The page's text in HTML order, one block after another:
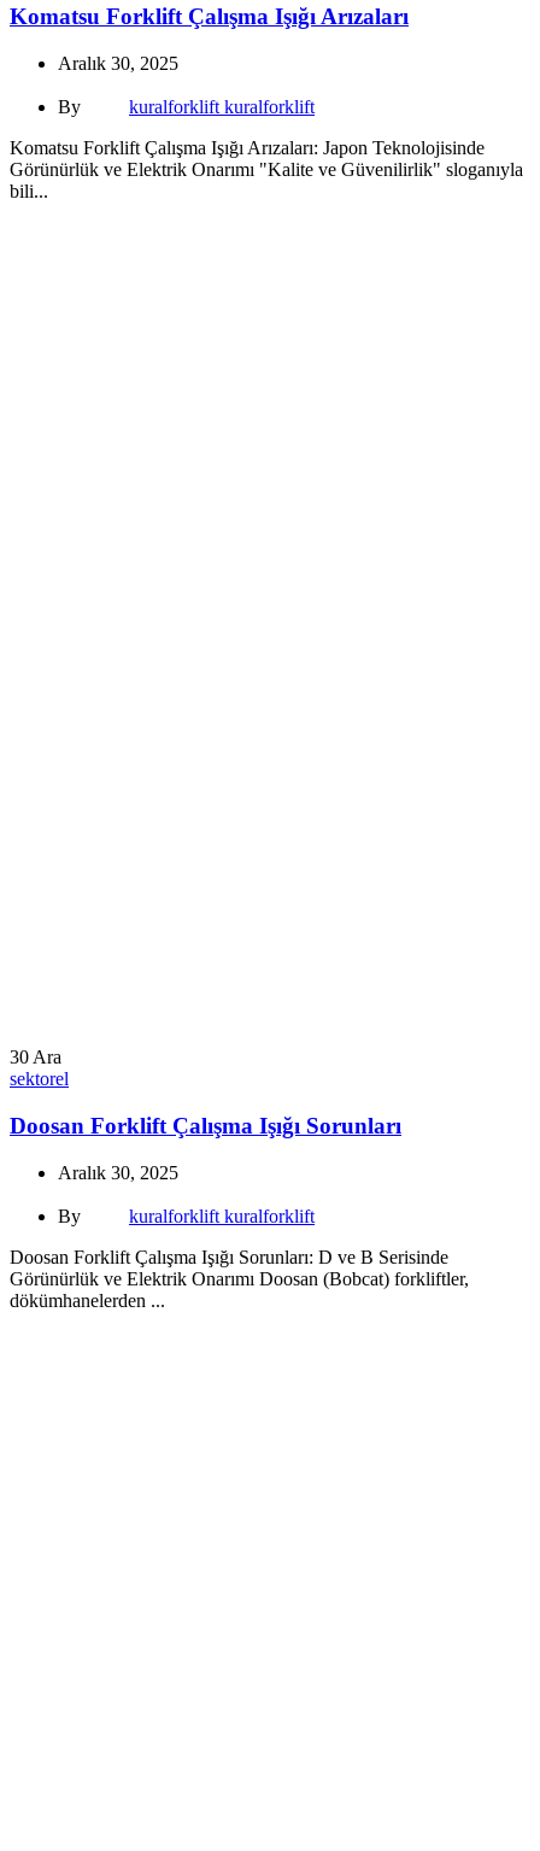
Komatsu Forklift Çalışma Işığı Arızaları
Aralık 30, 2025
By
kuralforklift kuralforklift
Komatsu Forklift Çalışma Işığı Arızaları: Japon Teknolojisinde
Görünürlük ve Elektrik Onarımı "Kalite ve Güvenilirlik" sloganıyla
bili...
30 Ara
sektorel
Doosan Forklift Çalışma Işığı Sorunları
Aralık 30, 2025
By
kuralforklift kuralforklift
Doosan Forklift Çalışma Işığı Sorunları: D ve B Serisinde
Görünürlük ve Elektrik Onarımı Doosan (Bobcat) forkliftler,
dökümhanelerden ...